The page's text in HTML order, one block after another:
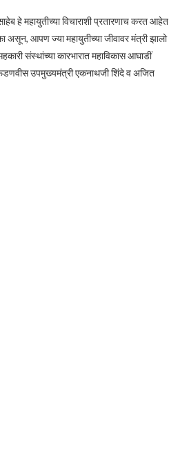
हे महायुतीच्या विचाराशी प्रतारणाच करत आहेत
असून, आपण ज्या महायुतीच्या जीवावर मंत्री झालो
संस्थांच्या कारभारात महाविकास आघाडीं
फडणवीस उपमुख्यमंत्री एकनाथजी शिंदे व अजित